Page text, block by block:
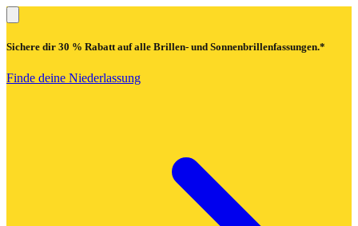
Sichere dir 30 % Rabattauf alle Brillen- und Sonnenbrillenfassungen.*
Finde deine Niederlassung